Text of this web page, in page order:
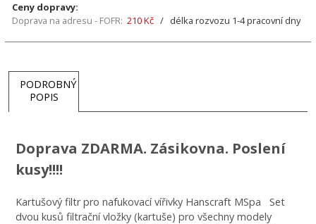
Ceny dopravy:
Doprava na adresu - FOFR: 210 Kč / délka rozvozu 1-4 pracovní dny
PODROBNÝ
POPIS
Doprava ZDARMA. Zásikovna. Poslení
kusy!!!!
Kartušový filtr pro nafukovací vířivky Hanscraft MSpa Set
dvou kusů filtrační vložky (kartuše) pro všechny modely